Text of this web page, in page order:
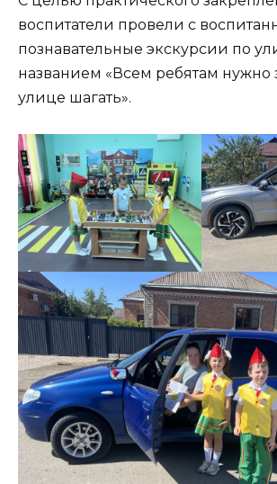
воспитатели провели с
познавательные экскурсии по
названием «Всем ребятам нужно
улице шагать».